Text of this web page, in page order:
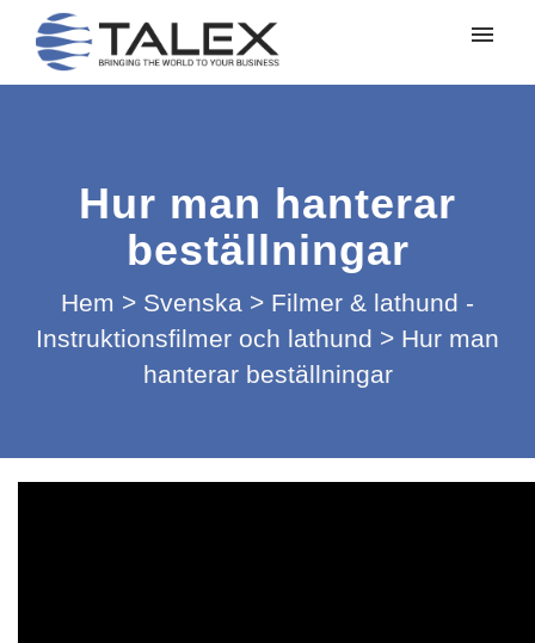
Logga inHur man hanterar
beställningar
Hem > Svenska > Filmer & lathund -
Instruktionsfilmer och lathund > Hur man
hanterar beställningar